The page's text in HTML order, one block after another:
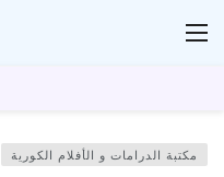
مكتبة الدرامات و الأفلام الكورية